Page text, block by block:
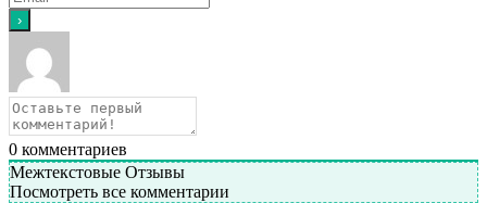
0 комментариев
Межтекстовые Отзывы
Посмотреть все комментарии